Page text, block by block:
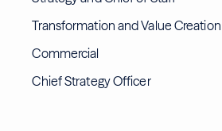
Transformation and Value Creation
Commercial
Chief Strategy Officer